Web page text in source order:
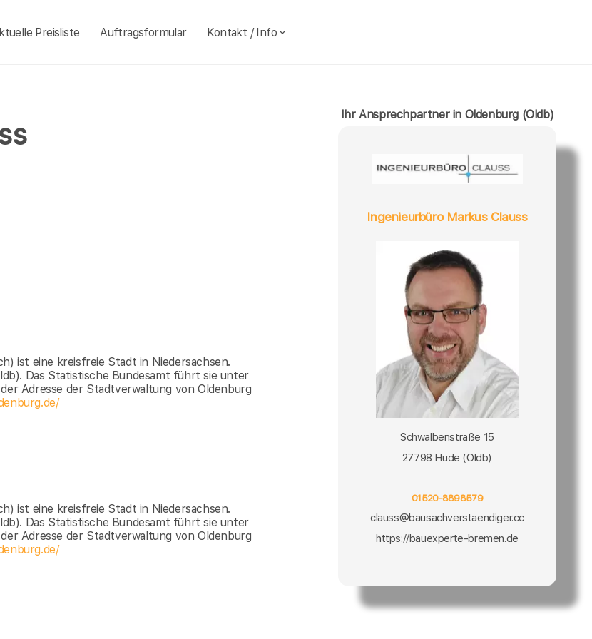
Preisliste Auftragsformular Kontakt / Info
ist eine kreisfreie Stadt in Niedersachsen.
Das Statistische Bundesamt führt sie unter
Adresse der Stadtverwaltung von Oldenburg
ist eine kreisfreie Stadt in Niedersachsen.
Das Statistische Bundesamt führt sie unter
Adresse der Stadtverwaltung von Oldenburg
Ihr Ansprechpartner in Oldenburg (Oldb)
Ingenieurbüro Markus Clauss
Schwalbenstraße 15
27798 Hude (Oldb)
01520-8898579
clauss@bausachverstaendiger.cc
https://bauexperte-bremen.de